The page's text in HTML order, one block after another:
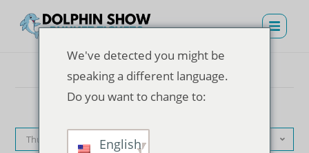
Thứ tự mặc định
We've detected you might be
speaking a different language.
Do you want to change to:
English